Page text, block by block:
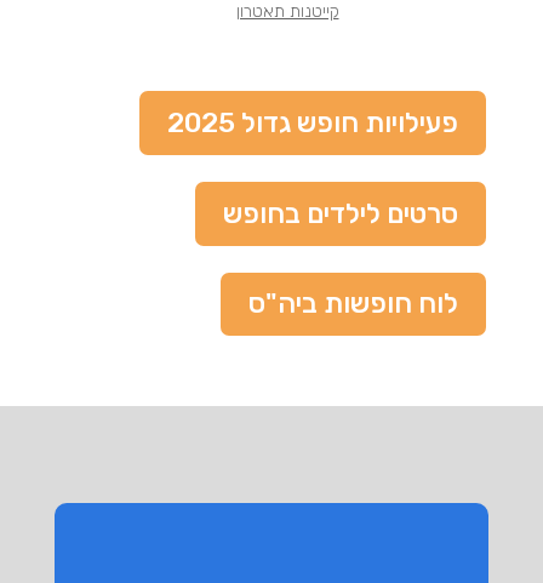
קייטנות תאטרון
פעילויות חופש גדול 2025
סרטים לילדים בחופש
לוח חופשות ביה"ס